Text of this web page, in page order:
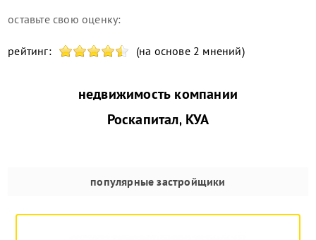
оставьте свою оценку:
рейтинг: (на основе 2 мнений)
недвижимость компании
Роскапитал, КУА
популярные застройщики